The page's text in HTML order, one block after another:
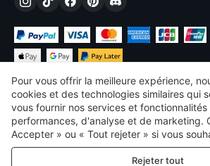
€ EUR
©2026 Voghion
termes et conditions
Pour vous offrir la meilleure expérience,
cookies et des technologies similaires qui
vous fournir nos services et
performances, d'analyse et de marketing.
Accepter » ou « Tout rejeter » si vous
refuser tout. cookies à des fins de
de marketing. Pour plus de détails,
Rejeter tout